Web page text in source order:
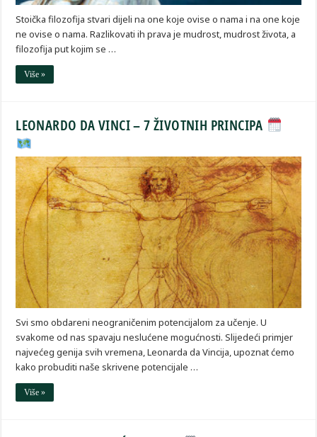
Stoička filozofija stvari dijeli na one koje ovise o nama i na one koje
ne ovise o nama. Razlikovati ih prava je mudrost, mudrost života, a
filozofija put kojim se …
Više »
LEONARDO DA VINCI – 7 ŽIVOTNIH PRINCIPA
Svi smo obdareni neograničenim potencijalom za učenje. U
svakome od nas spavaju neslućene mogućnosti. Slijedeći primjer
najvećeg genija svih vremena, Leonarda da Vincija, upoznat ćemo
kako probuditi naše skrivene potencijale …
Više »